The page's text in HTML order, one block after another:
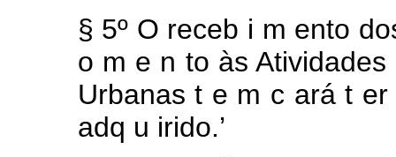
§ 5º O receb i m ento
o m e n to às
Urbanast e m c arát
adq u irido.’